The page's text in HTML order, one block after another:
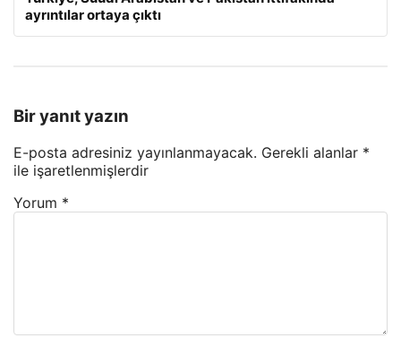
ayrıntılar ortaya çıktı
Bir yanıt yazın
E-posta adresiniz yayınlanmayacak. Gerekli alanlar *
ile işaretlenmişlerdir
Yorum *